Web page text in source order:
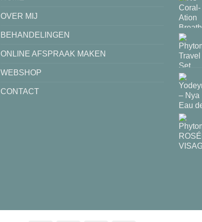
OVER MIJ
BEHANDELINGEN
ONLINE AFSPRAAK MAKEN
WEBSHOP
CONTACT